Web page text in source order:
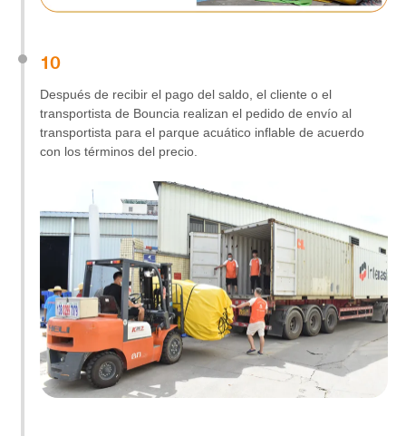
10
Después de recibir el pago del saldo, el cliente o el
transportista de Bouncia realizan el pedido de envío al
transportista para el parque acuático inflable de acuerdo
con los términos del precio.